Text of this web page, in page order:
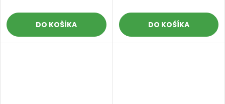
DO KOŠÍKA DO KOŠÍKA